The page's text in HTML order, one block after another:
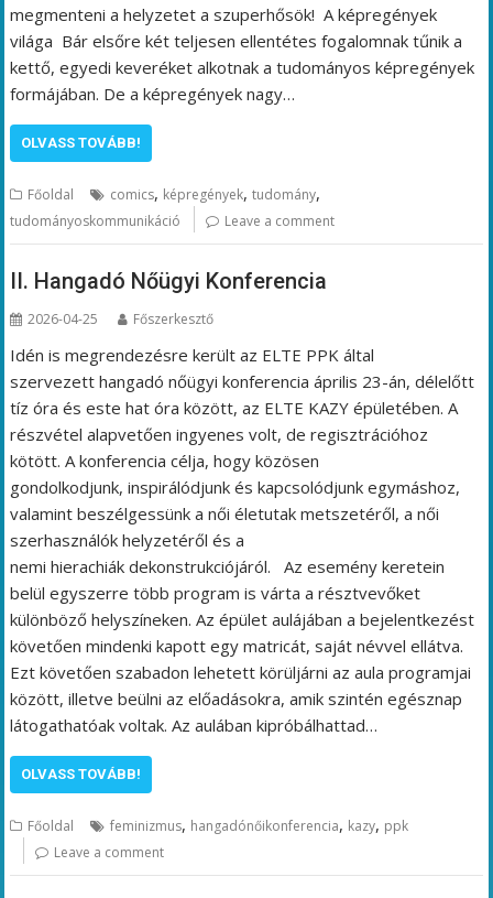
megmenteni a helyzetet a szuperhősök! A képregények
világa Bár elsőre két teljesen ellentétes fogalomnak tűnik a
kettő, egyedi keveréket alkotnak a tudományos képregények
formájában. De a képregények nagy…
OLVASS TOVÁBB!
Főoldal comics, képregények,tudomány,
tudományoskommunikáció Leave a comment
II. Hangadó Nőügyi Konferencia
2026-04-25 Főszerkesztő
Idén is megrendezésre került az ELTE PPK által
szervezett hangadó nőügyi konferencia április 23-án, délelőtt
tíz óra és este hat óra között, az ELTE KAZY épületében. A
részvétel alapvetően ingyenes volt, de regisztrációhoz
kötött. A konferencia célja, hogy közösen
gondolkodjunk, inspirálódjunk és kapcsolódjunk egymáshoz,
valamint beszélgessünk a női életutak metszetéről, a női
szerhasználók helyzetéről és a
nemi hierachiák dekonstrukciójáról. Az esemény keretein
belül egyszerre több program is várta a résztvevőket
különböző helyszíneken. Az épület aulájában a bejelentkezést
követően mindenki kapott egy matricát, saját névvel ellátva.
Ezt követően szabadon lehetett körüljárni az aula programjai
között, illetve beülni az előadásokra, amik szintén egésznap
látogathatóak voltak. Az aulában kipróbálhattad…
OLVASS TOVÁBB!
Főoldal feminizmus, hangadónőikonferencia, kazy, ppk
Leave a comment